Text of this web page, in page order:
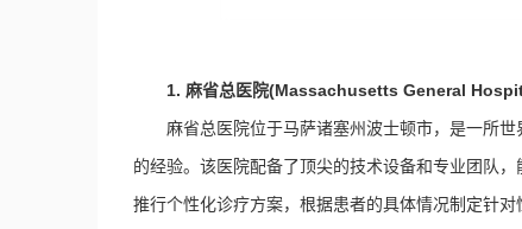
1. 麻省总医院(Massachusetts General
麻省总医院位于马萨诸塞州波士顿市，是一所
的经验。该医院配备了顶尖的技术设备和专业团队
推行个性化诊疗方案，根据患者的具体情况制定针